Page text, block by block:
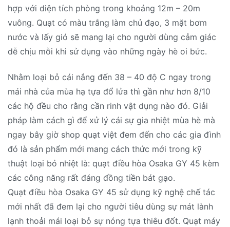
hợp với diện tích phòng trong khoảng 12m – 20m
vuông. Quạt có màu trắng làm chủ đạo, 3 mặt bơm
nước và lấy gió sẽ mang lại cho người dùng cảm giác
dễ chịu mỗi khi sử dụng vào những ngày hè oi bức.
Nhằm loại bỏ cái nắng đến 38 – 40 độ C ngay trong
mái nhà của mùa hạ tựa đổ lửa thì gần như hơn 8/10
các hộ đều cho rằng cần rinh vật dụng nào đó. Giải
pháp làm cách gì để xử lý cái sự gia nhiệt mùa hè mà
ngay bây giờ shop quạt việt đem đến cho các gia đình
đó là sản phẩm mới mang cách thức mới trong kỹ
thuật loại bỏ nhiệt là: quạt điều hòa Osaka GY 45 kèm
các công năng rất đáng đồng tiền bát gạo.
Quạt điều hòa Osaka GY 45 sử dụng kỹ nghệ chế tác
mới nhất đã đem lại cho người tiêu dùng sự mát lành
lạnh thoải mái loại bỏ sự nóng tựa thiêu đốt. Quạt máy